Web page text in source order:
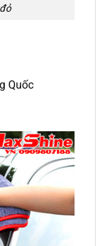
Quốc